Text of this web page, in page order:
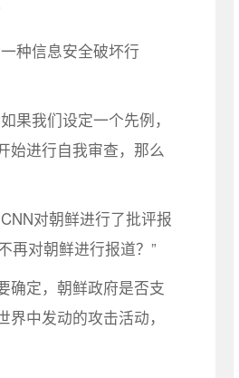
种信息安全破坏行
我们设定一个先例，
始进行自我审查，那么
对朝鲜进行了批评报
再对朝鲜进行报道？”
定，朝鲜政府是否支
中发动的攻击活动，